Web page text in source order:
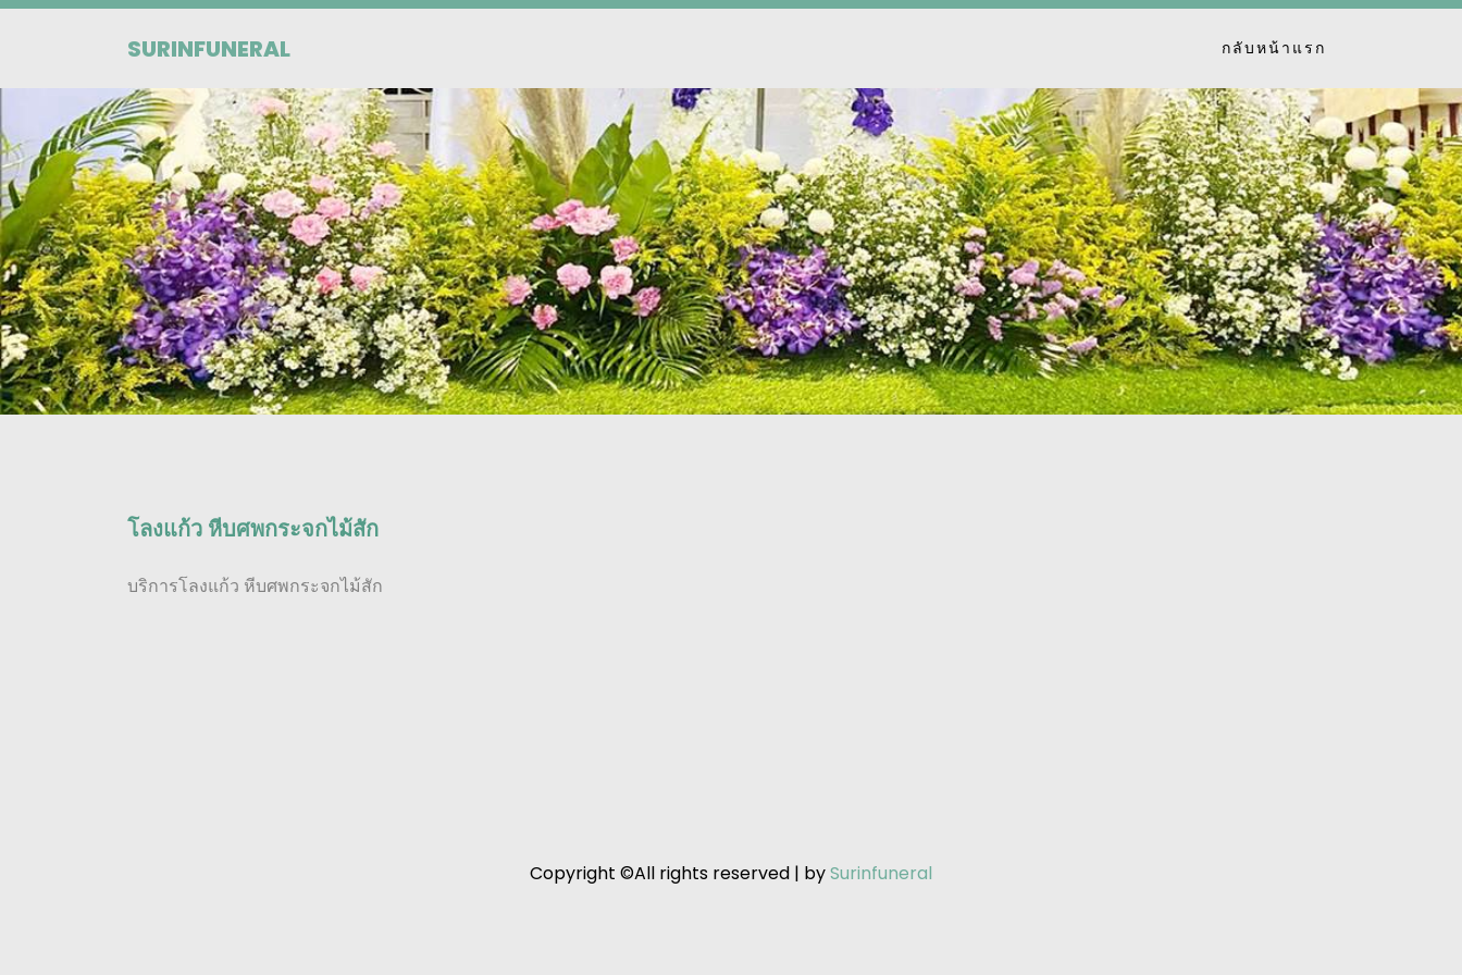
SURINFUNERAL กลับหน้าแรก
โลงแก้ว หีบศพกระจกไม้สัก
บริการโลงแก้ว หีบศพกระจกไม้สัก
Copyright ©All rights reserved | bySurinfuneral